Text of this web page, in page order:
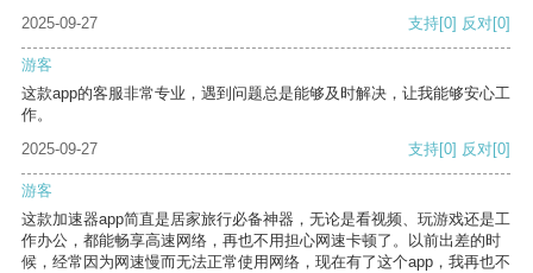
2025-09-27 支持[0] 反对[0]
游客
这款app的客服非常专业，遇到问题总是能够及时解决，让我能够安心工
作。
2025-09-27
支持[0] 反对[0]
游客
这款加速器app简直是居家旅行必备神器，无论是看视频、玩游戏还是工
作办公，都能畅享高速网络，再也不用担心网速卡顿了。以前出差的时
候，经常因为网速慢而无法正常使用网络，现在有了这个app，我再也不